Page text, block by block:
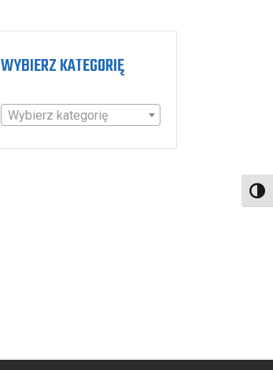
WYBIERZ KATEGORIĘ
Wybierz kategorię